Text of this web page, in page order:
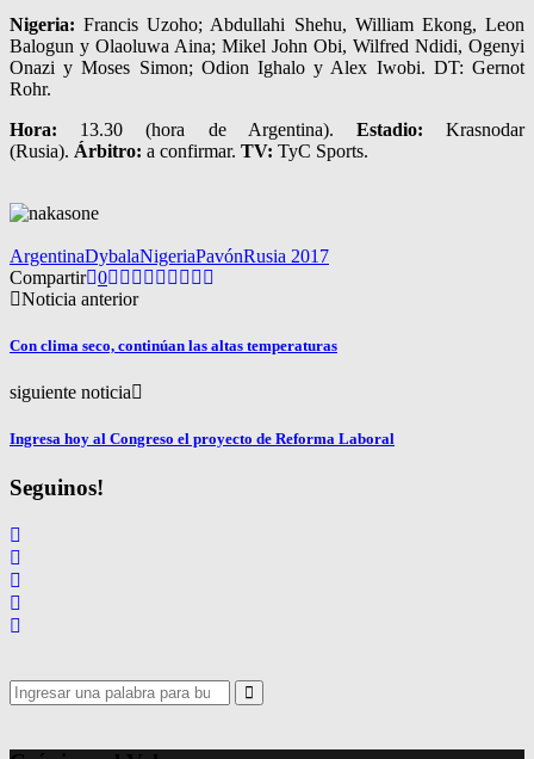
Nigeria: Francis Uzoho; Abdullahi Shehu, William Ekong, Leon
Balogun y Olaoluwa Aina; Mikel John Obi, Wilfred Ndidi, Ogenyi
Onazi y Moses Simon; Odion Ighalo y Alex Iwobi. DT: Gernot
Rohr.
Hora: 13.30 (hora de Argentina). Estadio: Krasnodar
(Rusia). Árbitro: a confirmar. TV: TyC Sports.
ArgentinaDybalaNigeriaPavónRusia 2017
Compartir 0
Noticia anterior
Con clima seco, continúan las altas temperaturas
siguiente noticia
Ingresa hoy al Congreso el proyecto de Reforma Laboral
Seguinos!
Search
for:
Search